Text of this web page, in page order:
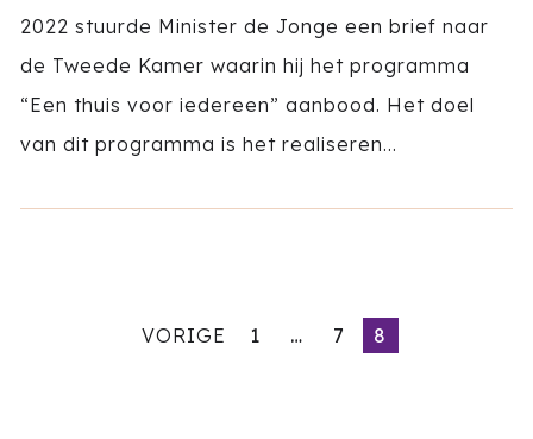
2022 stuurde Minister de Jonge een brief naar
de Tweede Kamer waarin hij het programma
“Een thuis voor iedereen” aanbood. Het doel
van dit programma is het realiseren...
VORIGE 1 … 7 8